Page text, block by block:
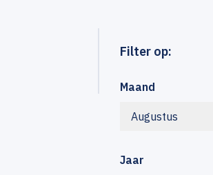
Filter op:
Maand
Augustus
Jaar